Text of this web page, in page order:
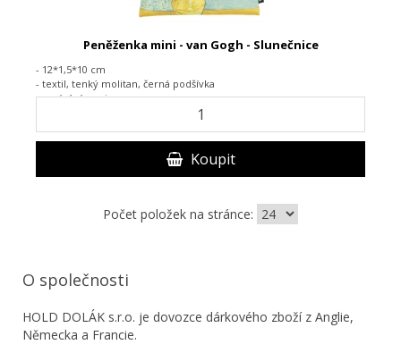
Peněženka mini - van Gogh - Slunečnice
- 12*1,5*10 cm
- textil, tenký molitan, černá podšívka
-zapínání na zip
Koupit
Počet položek na stránce:
O společnosti
HOLD DOLÁK s.r.o. je dovozce dárkového zboží z Anglie,
Německa a Francie.